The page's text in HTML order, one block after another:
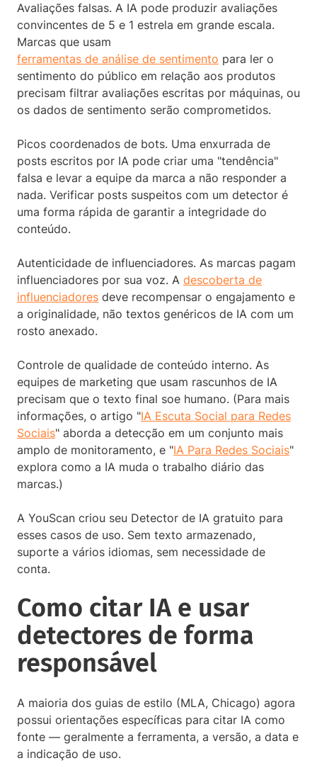
Avaliações falsas. A IA pode produzir avaliações
convincentes de 5 e 1 estrela em grande escala.
Marcas que usam
ferramentas de análise de sentimento para ler o
sentimento do público em relação aos produtos
precisam filtrar avaliações escritas por máquinas, ou
os dados de sentimento serão comprometidos.
Picos coordenados de bots. Uma enxurrada de
posts escritos por IA pode criar uma "tendência"
falsa e levar a equipe da marca a não responder a
nada. Verificar posts suspeitos com um detector é
uma forma rápida de garantir a integridade do
conteúdo.
Autenticidade de influenciadores. As marcas pagam
influenciadores por sua voz. A descoberta de
influenciadores deve recompensar o engajamento e
a originalidade, não textos genéricos de IA com um
rosto anexado.
Controle de qualidade de conteúdo interno. As
equipes de marketing que usam rascunhos de IA
precisam que o texto final soe humano. (Para mais
informações, o artigo "IA Escuta Social para Redes
Sociais" aborda a detecção em um conjunto mais
amplo de monitoramento, e "IA Para Redes Sociais"
explora como a IA muda o trabalho diário das
marcas.)
A YouScan criou seu Detector de IA gratuito para
esses casos de uso. Sem texto armazenado,
suporte a vários idiomas, sem necessidade de
conta.
Como citar IA e usar
detectores de forma
responsável
A maioria dos guias de estilo (MLA, Chicago) agora
possui orientações específicas para citar IA como
fonte — geralmente a ferramenta, a versão, a data e
a indicação de uso.